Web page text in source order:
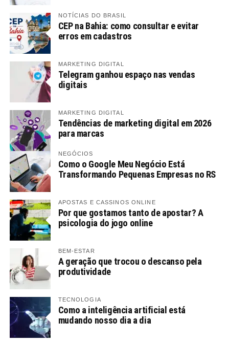
NOTÍCIAS DO BRASIL
CEP na Bahia: como consultar e evitar
erros em cadastros
MARKETING DIGITAL
Telegram ganhou espaço nas vendas
digitais
MARKETING DIGITAL
Tendências de marketing digital em 2026
para marcas
NEGÓCIOS
Como o Google Meu Negócio Está
Transformando Pequenas Empresas no RS
APOSTAS E CASSINOS ONLINE
Por que gostamos tanto de apostar? A
psicologia do jogo online
BEM-ESTAR
A geração que trocou o descanso pela
produtividade
TECNOLOGIA
Como a inteligência artificial está
mudando nosso dia a dia